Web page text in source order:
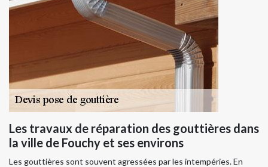
Les travaux de réparation des gouttières dans
la ville de Fouchy et ses environs
Les gouttières sont souvent agressées par les intempéries. En